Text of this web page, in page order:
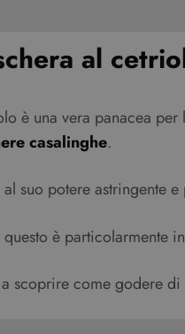
al
è una vera panacea
casalinghe.
suo potere astringente
questo è particolarmente
scoprire come godere